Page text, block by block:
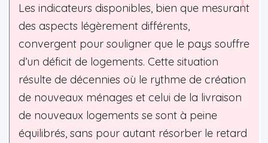
Les indicateurs disponibles, bien que mesurant
des aspects légèrement différents,
convergent pour souligner que le pays souffre
d’un déficit de logements. Cette situation
résulte de décennies où le rythme de création
de nouveaux ménages et celui de la livraison
de nouveaux logements se sont à peine
équilibrés, sans pour autant résorber le retard